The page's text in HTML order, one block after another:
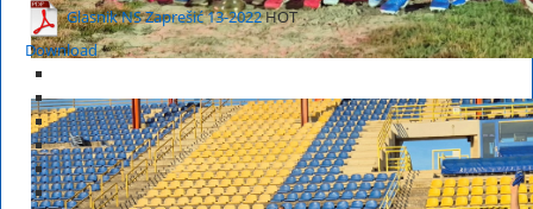
Glasnik NS Zaprešić 13-2022HOT
Download